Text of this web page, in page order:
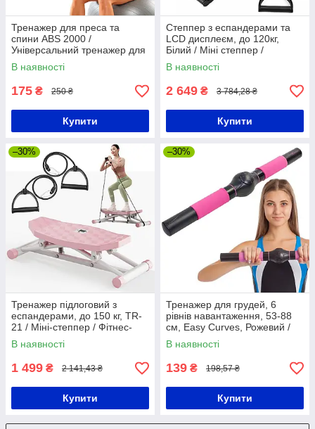
Тренажер для преса та
спини ABS 2000 /
Універсальний тренажер для
тіла / Тренажер-еспандер
В наявності
175 ₴ 250 ₴
Купити
Степпер з еспандерами та
LCD дисплеєм, до 120кг,
Білий / Міні степпер /
Тренажер степпер /
Домашній тренажер сходинки
В наявності
2 649 ₴ 3 784,28 ₴
Купити
–30%
Тренажер підлоговий з
еспандерами, до 150 кг, TR-
21 / Міні-степпер / Фітнес-
платформа / Універсальний
тренажер для тіла
В наявності
1 499 ₴ 2 141,43 ₴
Купити
–30%
Тренажер для грудей, 6
рівнів навантаження, 53-88
см, Easy Curves, Рожевий /
Тренажер для жінок /
Тренажер-еспандер
В наявності
139 ₴ 198,57 ₴
Купити